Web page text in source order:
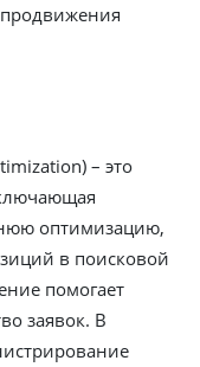
продвижения
– это
оптимизацию,
в поисковой
помогает
заявок. В